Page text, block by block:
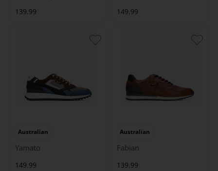
139.99 149.99
Australian
Yamato
149.99
Australian
Fabian
139.99